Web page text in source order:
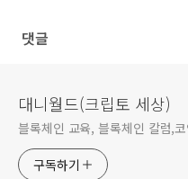
댓글
대니월드(크립토 세상)
블록체인 교육, 블록체인 칼럼,
구독하기